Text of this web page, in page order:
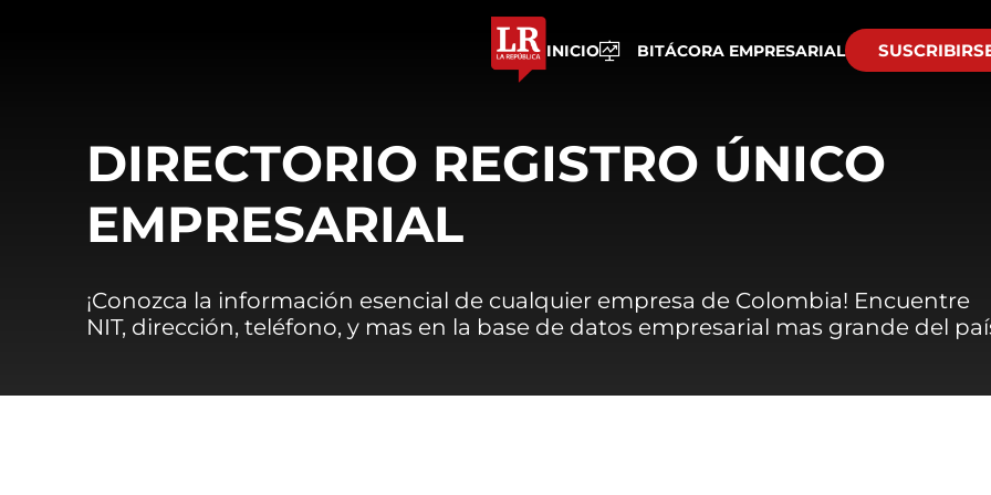
INICIO BITÁCORA EMPRESARIAL
DIRECTORIO REGISTRO ÚNICO
EMPRESARIAL
¡Conozca la información esencial de cualquier empresa de Colombia! Encuentre
NIT, dirección, teléfono, y mas en la base de datos empresarial mas grande del